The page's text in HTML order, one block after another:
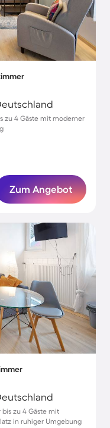
zu 4 Gäste mit moderner
Zum Angebot
zu 4 Gäste mit
in ruhiger Umgebung